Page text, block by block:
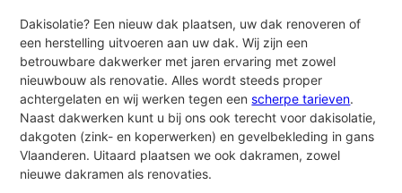
Dakisolatie? Een nieuw dak plaatsen, uw dak renoveren of
een herstelling uitvoeren aan uw dak. Wij zijn een
betrouwbare dakwerker met jaren ervaring met zowel
nieuwbouw als renovatie. Alles wordt steeds proper
achtergelaten en wij werken tegen eenscherpe tarieven.
Naast dakwerken kunt u bij ons ook terecht voor dakisolatie,
dakgoten (zink- en koperwerken) en gevelbekleding in gans
Vlaanderen. Uitaard plaatsen we ook dakramen, zowel
nieuwe dakramen als renovaties.